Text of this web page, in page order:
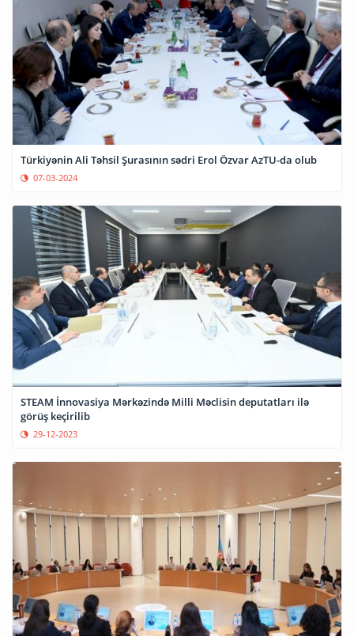
Türkiyənin Ali Təhsil Şurasının sədri Erol Özvar AzTU-da olub
07-03-2024
STEAM İnnovasiya Mərkəzində Milli Məclisin deputatları ilə
görüş keçirilib
29-12-2023